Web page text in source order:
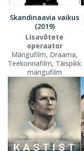
Skandinaavia vaikus
(2019)
Lisavõtete
operaator
Mängufilm, Draama,
Teekonnafilm, Täispikk
mängufilm